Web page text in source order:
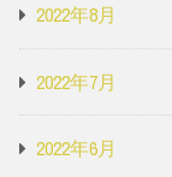
2022年8月
2022年7月
2022年6月